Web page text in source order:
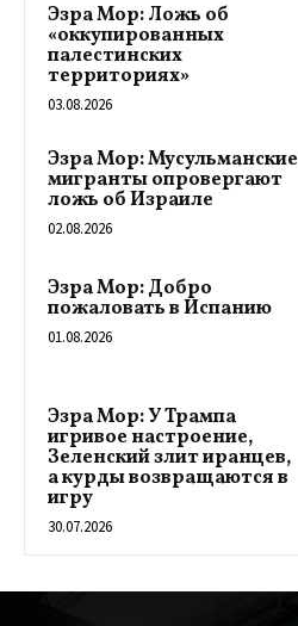
Эзра Мор: Ложь об
«оккупированных
палестинских
территориях»
03.08.2026
Эзра Мор: Мусульманские
мигранты опровергают
ложь об Израиле
02.08.2026
Эзра Мор: Добро
пожаловать в Испанию
01.08.2026
Эзра Мор: У Трампа
игривое настроение,
Зеленский злит иранцев,
а курды возвращаются в
игру
30.07.2026